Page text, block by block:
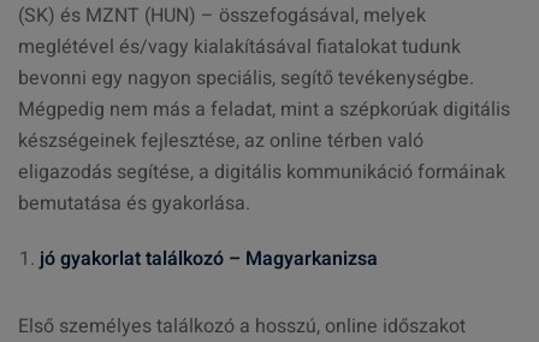
(SK) és MZNT (HUN) – összefogásával, melyek
meglétével és/vagy kialakításával fiatalokat tudunk
bevonni egy nagyon speciális, segítő tevékenységbe.
Mégpedig nem más a feladat, mint a szépkorúak digitális
készségeinek fejlesztése, az online térben való
eligazodás segítése, a digitális kommunikáció formáinak
bemutatása és gyakorlása.
jó gyakorlat találkozó – Magyarkanizsa
Első személyes találkozó a hosszú, online időszakot